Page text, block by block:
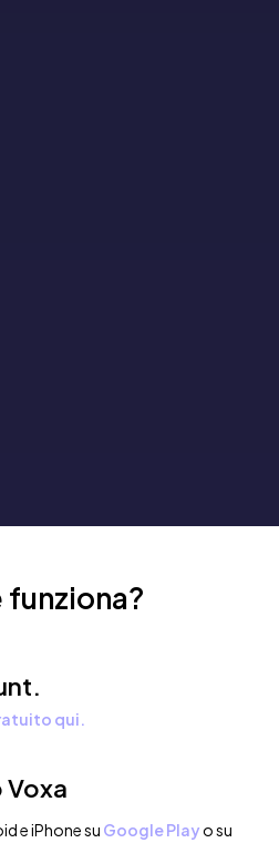
funziona?
qui.
Voxa
e iPhone su Google Playo su